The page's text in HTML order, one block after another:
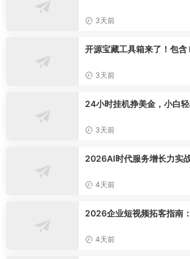
3天前
开源宝藏工具箱来了！包含
knit-desktop
3天前
24小时挂机挣美金，小白
3天前
2026AI时代服务增长力实
卷实现长效业绩增长
4天前
2026企业短视频拓客指南
交完整获客链路
4天前